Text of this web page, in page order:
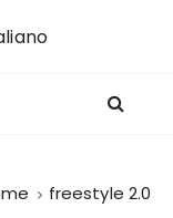
freestyle 2.0